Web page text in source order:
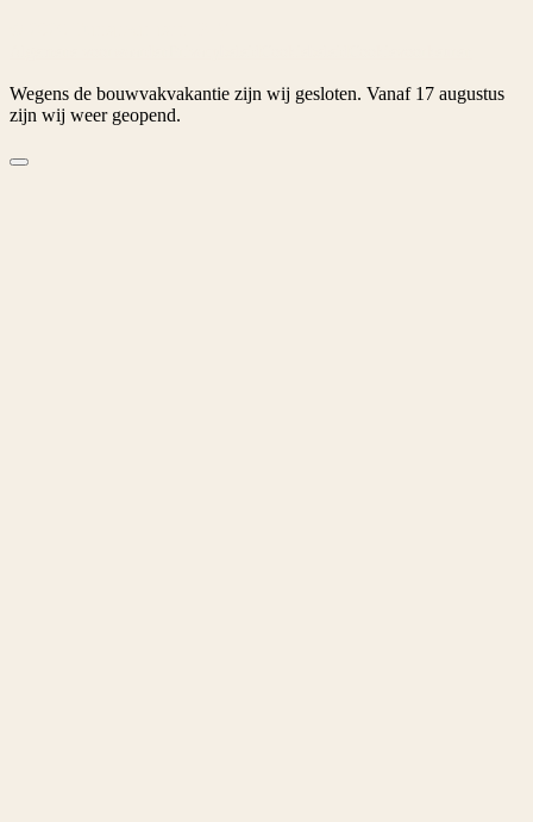
Wegens de bouwvakvakantie zijn wij gesloten. Vanaf 17 augustus
zijn wij weer geopend.